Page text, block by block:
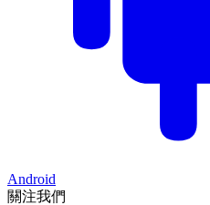
Android
關注我們